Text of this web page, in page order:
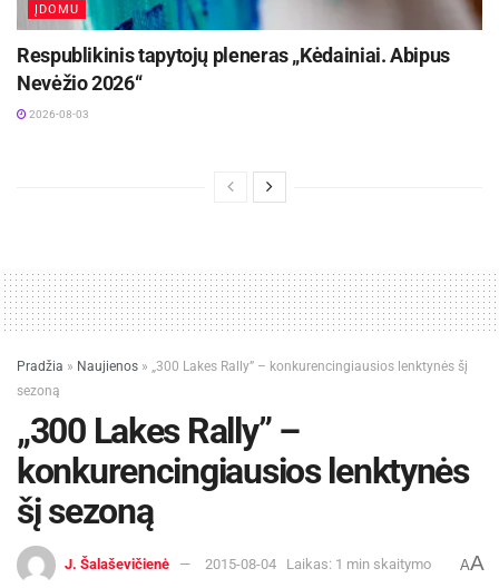
ĮDOMU
Respublikinis tapytojų pleneras „Kėdainiai. Abipus
Nevėžio 2026“
2026-08-03
Pradžia » Naujienos » „300 Lakes Rally” – konkurencingiausios lenktynės šį
sezoną
„300 Lakes Rally” –
konkurencingiausios lenktynės
šį sezoną
J. Šalaševičienė 2015-08-04 Laikas: 1 min skaitymo AA